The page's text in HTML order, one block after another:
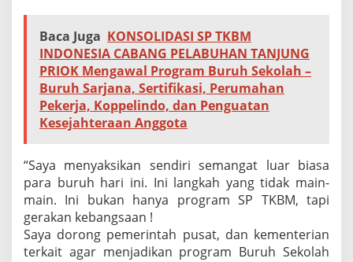
Baca Juga KONSOLIDASI SP TKBM
INDONESIA CABANG PELABUHAN TANJUNG
PRIOK Mengawal Program Buruh Sekolah –
Buruh Sarjana, Sertifikasi, Perumahan
Pekerja, Koppelindo, dan Penguatan
Kesejahteraan Anggota
“Saya menyaksikan sendiri semangat luar biasa
para buruh hari ini. Ini langkah yang tidak main-
main. Ini bukan hanya program SP TKBM, tapi
gerakan kebangsaan !
Saya dorong pemerintah pusat, dan kementerian
terkait agar menjadikan program Buruh Sekolah